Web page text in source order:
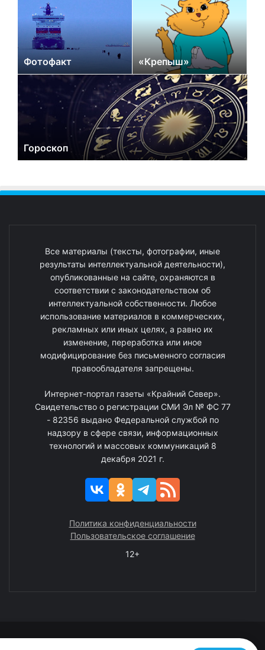
Фотофакт «Крепыш»
Гороскоп
Все материалы (тексты, фотографии, иные
результаты интеллектуальной деятельности),
опубликованные на сайте, охраняются в
соответствии с законодательством об
интеллектуальной собственности. Любое
использование материалов в коммерческих,
рекламных или иных целях, а равно их
изменение, переработка или иное
модифицирование без письменного согласия
правообладателя запрещены.
Интернет-портал газеты «Крайний Север».
Свидетельство о регистрации СМИ Эл № ФС 77
- 82356 выдано Федеральной службой по
надзору в сфере связи, информационных
технологий и массовых коммуникаций 8
декабря 2021 г.
Политика конфиденциальности
Пользовательское соглашение
12+